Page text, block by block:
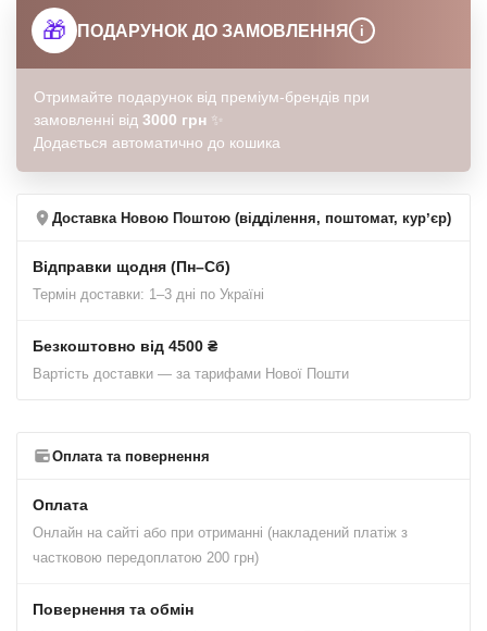
🎁 ПОДАРУНОК ДО ЗАМОВЛЕННЯ i
Отримайте подарунок від преміум-брендів при
замовленні від 3000 грн ✨
Додається автоматично до кошика
Доставка Новою Поштою (відділення, поштомат, курʼєр)
Відправки щодня (Пн–Сб)
Термін доставки: 1–3 дні по Україні
Безкоштовно від 4500 ₴
Вартість доставки — за тарифами Нової Пошти
Оплата та повернення
Оплата
Онлайн на сайті або при отриманні (накладений платіж з
частковою передоплатою 200 грн)
Повернення та обмін